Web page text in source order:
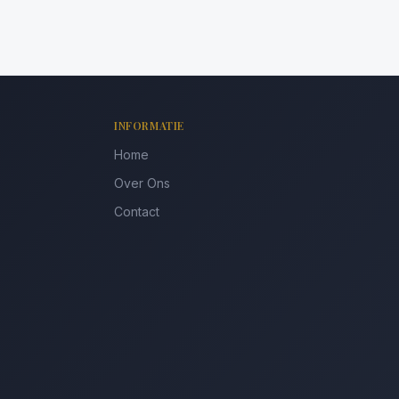
INFORMATIE
Home
Over Ons
Contact